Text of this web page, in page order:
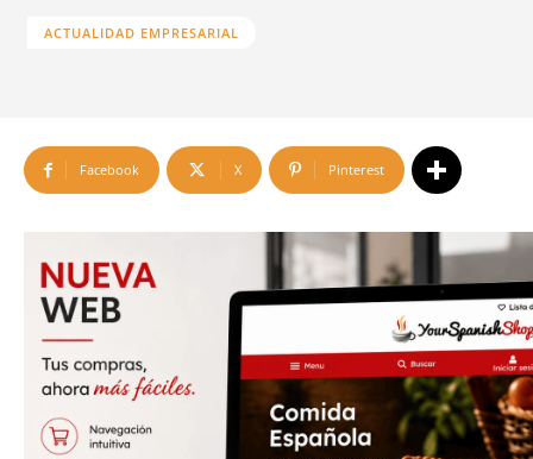
ACTUALIDAD EMPRESARIAL
Facebook X Pinterest